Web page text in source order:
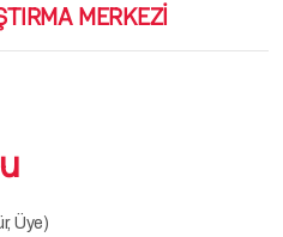
MERKEZİ
Üye)